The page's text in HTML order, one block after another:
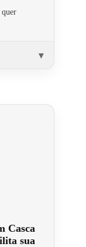
quer
Casca
sua